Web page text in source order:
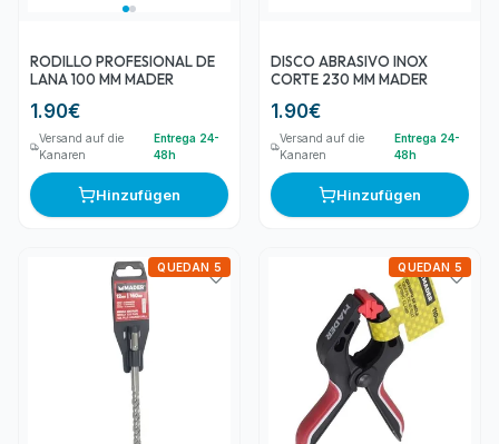
RODILLO PROFESIONAL DE
LANA 100 MM MADER
1.90€
Versand auf die
Kanaren
Entrega 24-
48h
Hinzufügen
DISCO ABRASIVO INOX
CORTE 230 MM MADER
1.90€
Versand auf die
Kanaren
Entrega 24-
48h
Hinzufügen
QUEDAN 5 QUEDAN 5